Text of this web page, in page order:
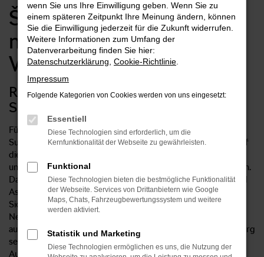
Škoda Superb Neuwagen
mit Lieferservice nach
Waiblingen
Rundum sorglos mit einem Škoda
Superb Neuwagen in Waiblingen
Für Fahrten in Waiblingen und Umgebung ist ein Škoda
Superb Neuwagen die bestmögliche Wahl. Sie profitieren auf
diese Weise von sämtlichen Vorzügen, die das Modell bietet
und erhalten ein Fahrzeug aus der aktuellen Modellgeneration.
Damit verbunden sind natürlich auch die aktuellen Extras und
Assistenzsysteme sowie die umfangreiche
Sicherheitsausstattung. Fakt ist, dass der Škoda Superb
Neuwagen in jeder Modellgeneration verbessert wurde und
auch gegenüber der Konkurrenz punktet. Beim Autohaus Sorg
setzen wir mit einem unschlagbar günstigen Preis noch ein
Ausrufezeichen dahinter. Mit unserem Lieferservice nach
wenn Sie uns Ihre Einwilligung geben. Wenn Sie zu
einem späteren Zeitpunkt Ihre Meinung ändern, können
Sie die Einwilligung jederzeit für die Zukunft widerrufen.
Weitere Informationen zum Umfang der
Datenverarbeitung finden Sie hier:
Datenschutzerklärung Cookie-Richtlinie
Impressum
Folgende Kategorien von Cookies werden von uns eingesetzt:
Essentiell
Diese Technologien sind erforderlich, um die
Kernfunktionalität der Webseite zu gewährleisten.
Funktional
Diese Technologien bieten die bestmögliche Funktionalität
der Webseite. Services von Drittanbietern wie Google
Maps, Chats, Fahrzeugbewertungssystem und weitere
werden aktiviert.
Statistik und Marketing
Diese Technologien ermöglichen es uns, die Nutzung der